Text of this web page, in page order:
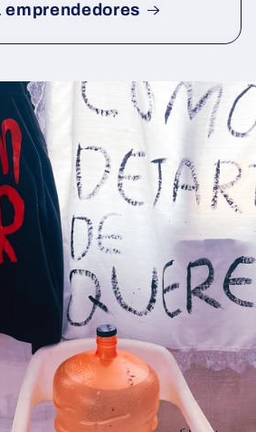
emprendedores